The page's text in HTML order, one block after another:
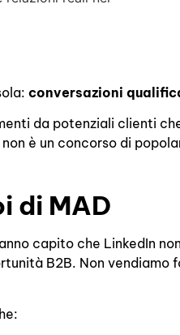
conversazioni
da potenziali clienti
è un concorso di
di MAD
capito che LinkedIn
B2B. Non vendiamo